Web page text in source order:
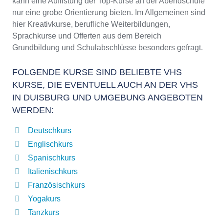
nur eine grobe Orientierung bieten. Im Allgemeinen sind
hier Kreativkurse, berufliche Weiterbildungen,
Sprachkurse und Offerten aus dem Bereich
Grundbildung und Schulabschlüsse besonders gefragt.
FOLGENDE KURSE SIND BELIEBTE VHS
KURSE, DIE EVENTUELL AUCH AN DER VHS
IN DUISBURG UND UMGEBUNG ANGEBOTEN
WERDEN:
Deutschkurs
Englischkurs
Spanischkurs
Italienischkurs
Französischkurs
Yogakurs
Tanzkurs